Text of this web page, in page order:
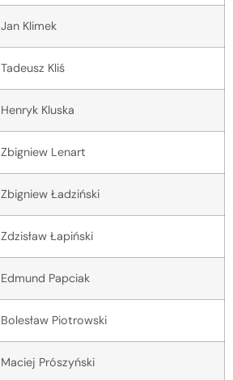
Jan Klimek
Tadeusz Kliś
Henryk Kluska
Zbigniew Lenart
Zbigniew Ładziński
Zdzisław Łapiński
Edmund Papciak
Bolesław Piotrowski
Maciej Prószyński